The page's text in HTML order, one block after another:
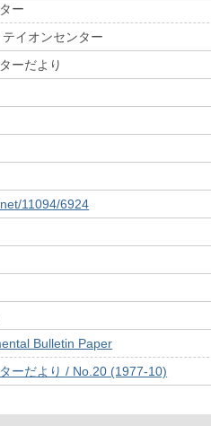
ー
イオンセンター
ーだより
11094/6924
Bulletin Paper
ーだより / No.20 (1977-10)